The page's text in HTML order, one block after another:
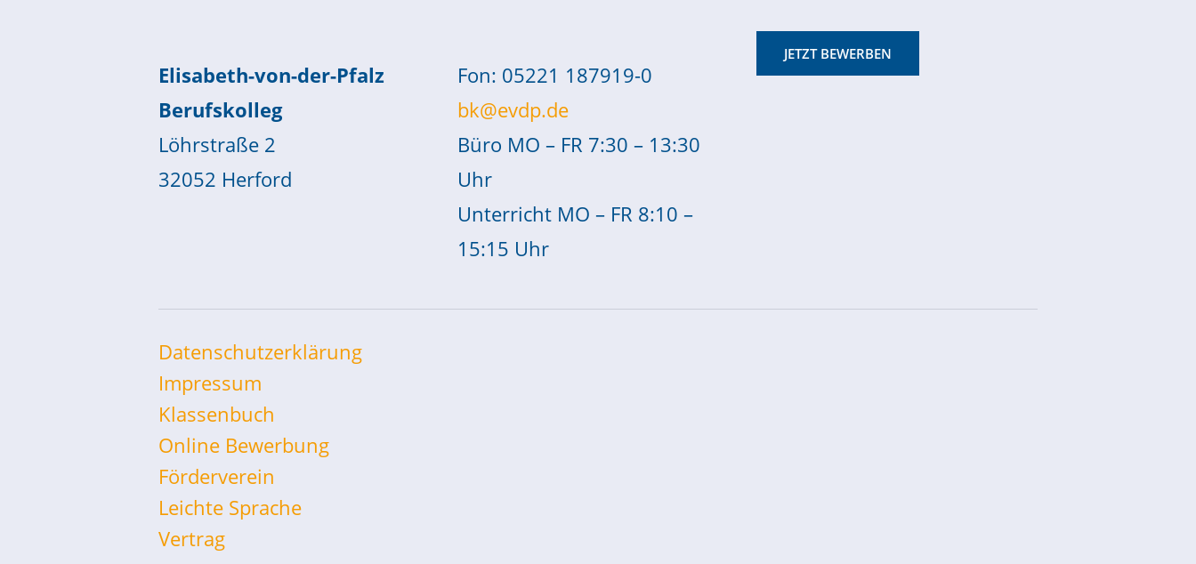
Elisabeth-von-der-Pfalz
Berufskolleg
Löhrstraße 2
32052 Herford
Fon: 05221 187919-0
bk@evdp.de
Büro MO – FR 7:30 – 13:30
Uhr
Unterricht MO – FR 8:10 –
15:15 Uhr
JETZT BEWERBEN
Datenschutzerklärung
Impressum
Klassenbuch
Online Bewerbung
Förderverein
Leichte Sprache
Vertrag